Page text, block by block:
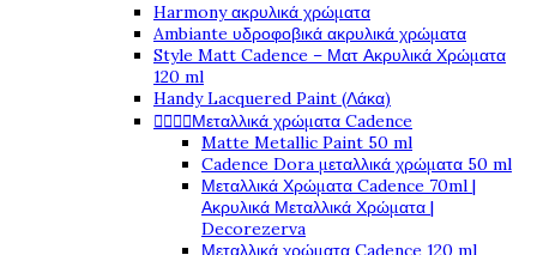
Harmony ακρυλικά χρώματα
Ambiante υδροφοβικά ακρυλικά χρώματα
Style Matt Cadence – Ματ Ακρυλικά Χρώματα
120 ml
Handy Lacquered Paint (Λάκα)
   Μεταλλικά χρώματα Cadence
Matte Metallic Paint 50 ml
Cadence Dora μεταλλικά χρώματα 50 ml
Μεταλλικά Χρώματα Cadence 70ml |
Ακρυλικά Μεταλλικά Χρώματα |
Decorezerva